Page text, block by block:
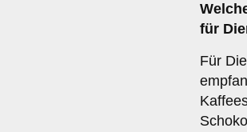
für
Für